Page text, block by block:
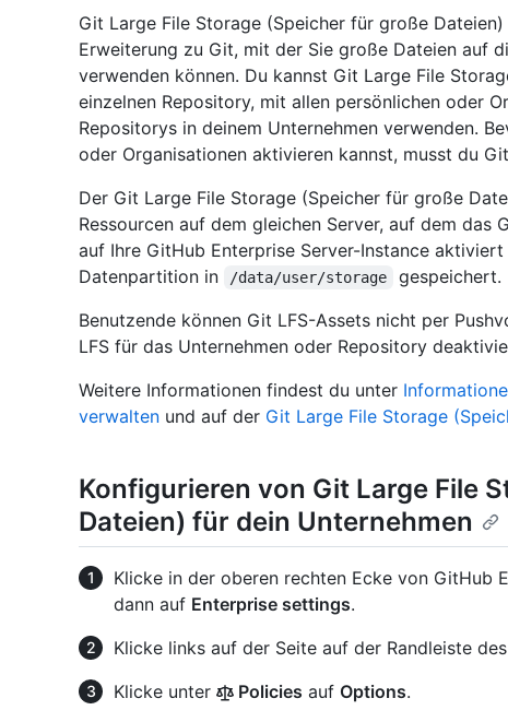
Git Large File Storage (Speicher für große
Erweiterung zu Git, mit der Sie große Dateien auf
verwenden können. Du kannst Git Large File
einzelnen Repository, mit allen persönlichen oder
Repositorys in deinem Unternehmen verwenden.
oder Organisationen aktivieren kannst, musst du
Der Git Large File Storage (Speicher für große
Ressourcen auf dem gleichen Server, auf dem
auf Ihre GitHub Enterprise Server-Instance
Datenpartition in
/data/user/storage
gespeichert.
Benutzende können Git LFS-Assets nicht per
LFS für das Unternehmen oder Repository
Weitere Informationen findest du unter
verwalten und auf der Git Large File Storage
Konfigurieren von Git Large File
Dateien) für dein Unternehmen
Klicke in der oberen rechten Ecke von GitHub
dann auf Enterprise settings.
Klicke links auf der Seite auf der Randleiste
Klicke unter
Policies auf Options.